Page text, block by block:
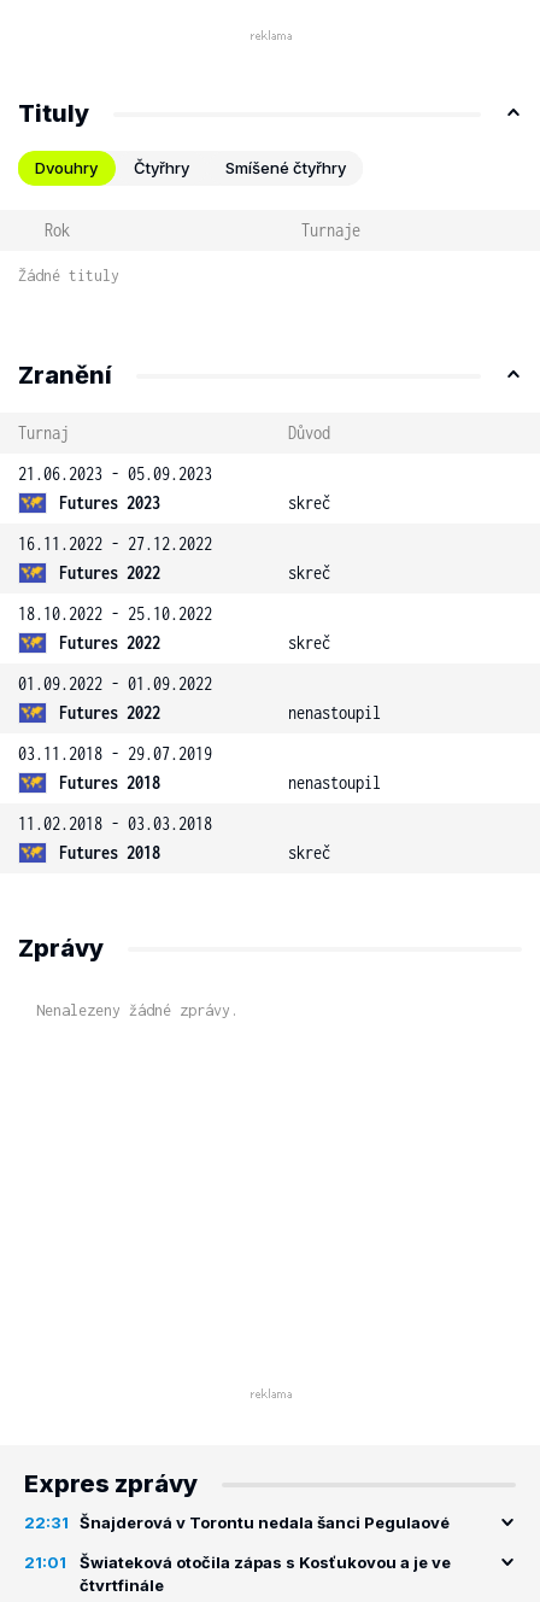
Tituly
Dvouhry Čtyřhry Smíšené čtyřhry
Rok Turnaje
Žádné tituly
Zranění
Turnaj
Důvod
21.06.2023 - 05.09.2023
Futures 2023
skreč
16.11.2022 - 27.12.2022
Futures 2022
skreč
18.10.2022 - 25.10.2022
Futures 2022
skreč
01.09.2022 - 01.09.2022
Futures 2022
nenastoupil
03.11.2018 - 29.07.2019
Futures 2018
nenastoupil
11.02.2018 - 03.03.2018
Futures 2018
skreč
Zprávy
Nenalezeny žádné zprávy.
Expres zprávy
22:31 Šnajderová v Torontu nedala šanci Pegulaové
21:01
Šwiateková otočila zápas s Kosťukovou a je ve
čtvrtfinále